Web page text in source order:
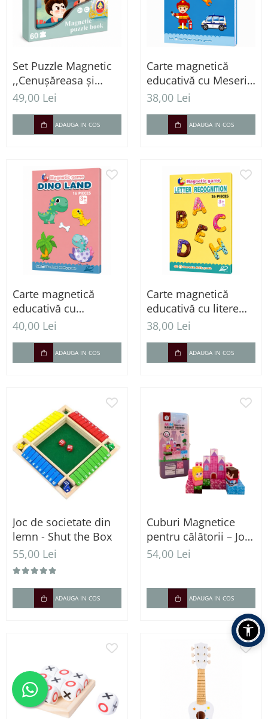
Set Puzzle Magnetic
,,Cenușăreasa și
pantoful de sticlă" –
49,00 Lei
ADAUGA IN COS
Carte magnetică
educativă cu Meserii
și piese magnetice
38,00 Lei
ADAUGA IN COS
Carte magnetică
educativă cu
dinozauri și piese
40,00 Lei
ADAUGA IN COS
Carte magnetică
educativă cu litere
magnetice
38,00 Lei
ADAUGA IN COS
Joc de societate din
lemn - Shut the Box
55,00 Lei
ADAUGA IN COS
Cuburi Magnetice
pentru călătorii – Joc
de Construcție STEM,
54,00 Lei
ADAUGA IN COS